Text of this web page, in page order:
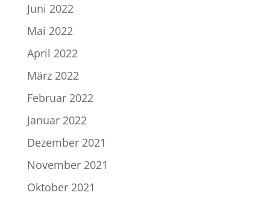
Juni 2022
Mai 2022
April 2022
März 2022
Februar 2022
Januar 2022
Dezember 2021
November 2021
Oktober 2021